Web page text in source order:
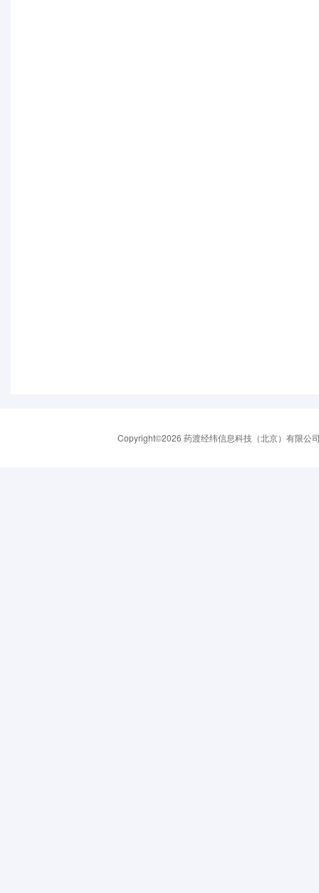
Copyright©2026 药渡经纬信息科技（北京）有限公